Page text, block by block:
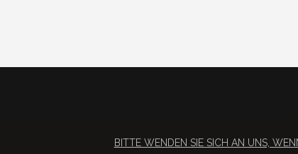
BITTE WENDEN SIE SICH AN UNS,